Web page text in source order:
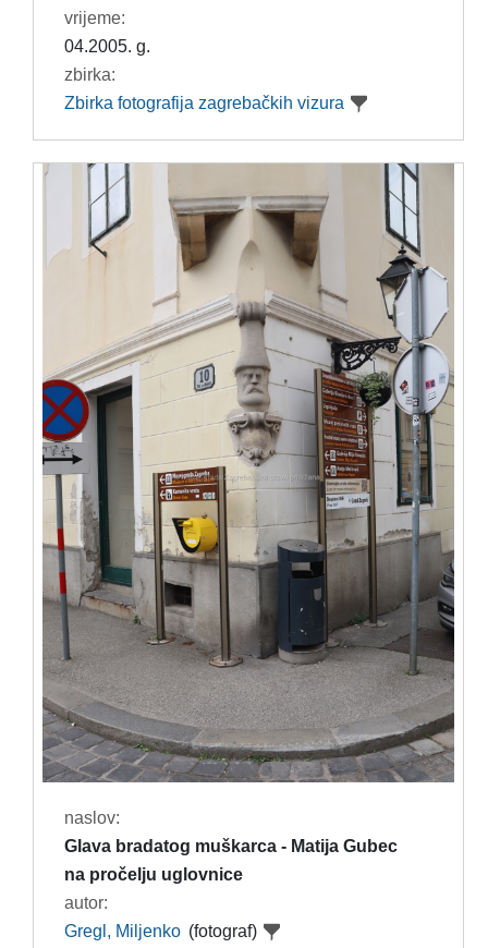
vrijeme:
04.2005. g.
zbirka:
Zbirka fotografija zagrebačkih vizura
naslov:
Glava bradatog muškarca - Matija Gubec
na pročelju uglovnice
autor:
Gregl, Miljenko (fotograf)